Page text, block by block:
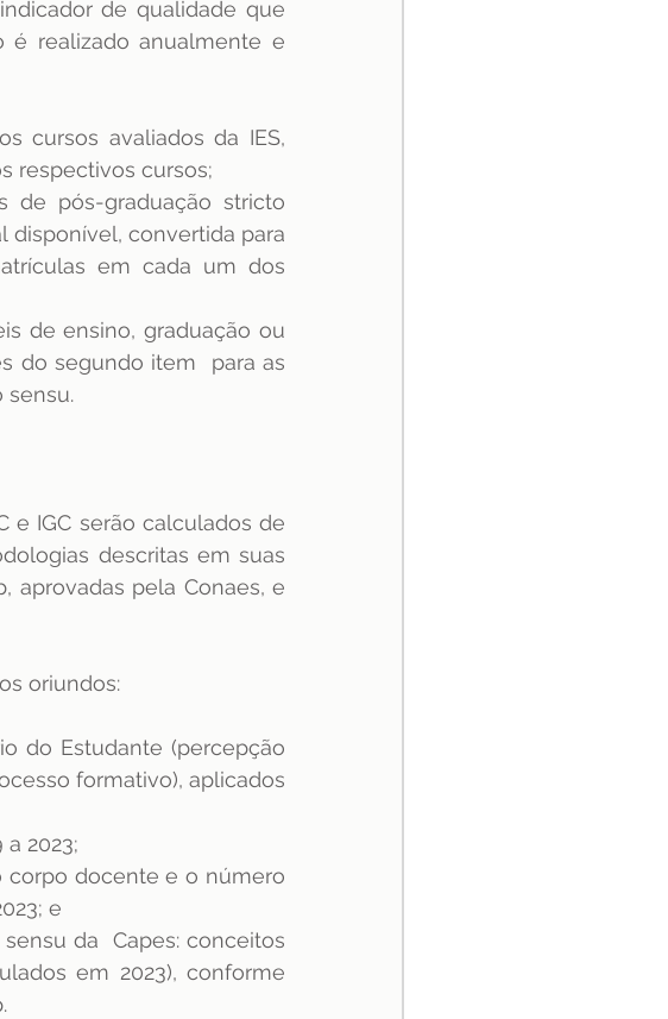
é realizado anualmente e
cursos avaliados da IES,
respectivos cursos;
de pós-graduação stricto
disponível, convertida para
em cada um dos
de ensino, graduação ou
do segundo item  para as
sensu.
e IGC serão calculados de
descritas em suas
aprovadas pela Conaes, e
oriundos:
do Estudante (percepção
formativo), aplicados
2023;
corpo docente e o número
e
da  Capes: conceitos
em 2023), conforme